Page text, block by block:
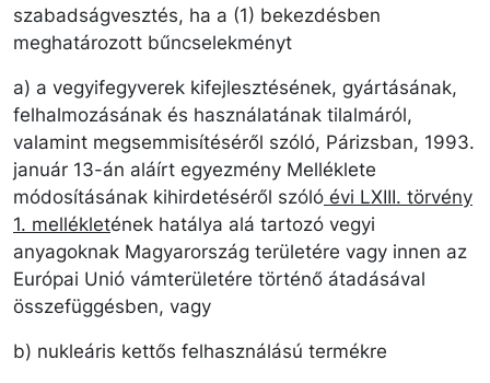
szabadságvesztés, ha a (1) bekezdésben
meghatározott bűncselekményt
a) a vegyifegyverek kifejlesztésének, gyártásának,
felhalmozásának és használatának tilalmáról,
valamint megsemmisítéséről szóló, Párizsban, 1993.
január 13-án aláírt egyezmény Melléklete
módosításának kihirdetéséről szóló évi LXIII. törvény
1. mellékletének hatálya alá tartozó vegyi
anyagoknak Magyarország területére vagy innen az
Európai Unió vámterületére történő átadásával
összefüggésben, vagy
b) nukleáris kettős felhasználású termékre